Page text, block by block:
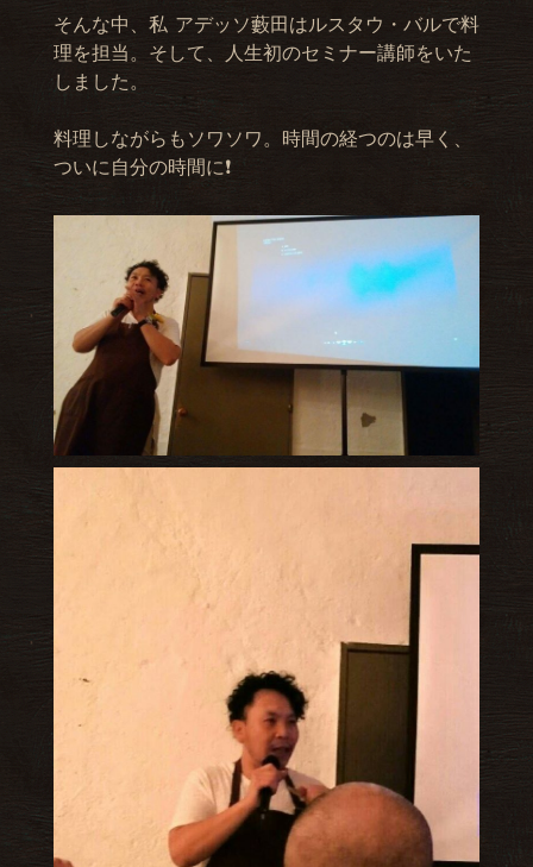
そんな中、私 アデッソ藪田はルスタウ・バルで料
理を担当。そして、人生初のセミナー講師をいた
しました。
料理しながらもソワソワ。時間の経つのは早く、
ついに自分の時間に❗️